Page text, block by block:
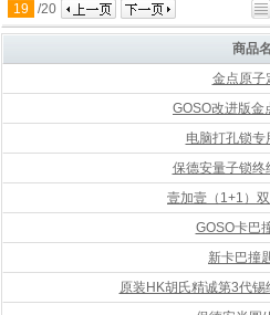
19 /20
商品
金点原子
GOSO改进版金
电脑打孔锁专
保德安量子锁终
壹加壹（1+1）
GOSO卡巴
新卡巴撞
原装HK胡氏精诚第3代